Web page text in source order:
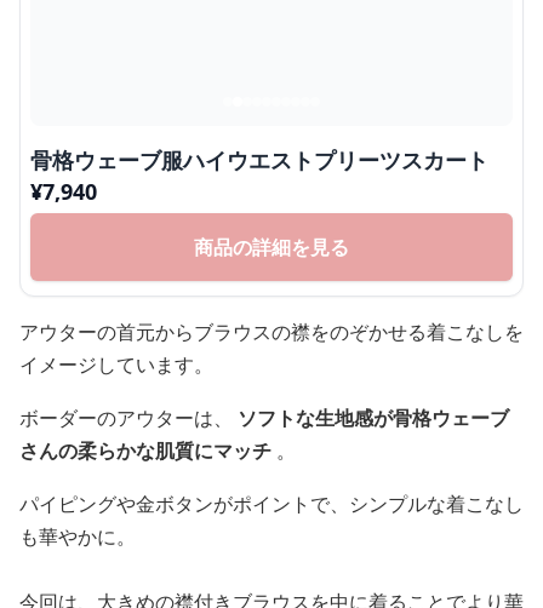
骨格ウェーブ服ハイウエストプリーツスカート
¥7,940
商品の詳細を見る
アウターの首元からブラウスの襟をのぞかせる着こなしを
イメージしています。
ボーダーのアウターは、 ソフトな生地感が骨格ウェーブ
さんの柔らかな肌質にマッチ 。
パイピングや金ボタンがポイントで、シンプルな着こなし
も華やかに。
今回は、大きめの襟付きブラウスを中に着ることでより華